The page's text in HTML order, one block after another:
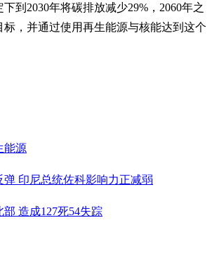
到2030年将碳排放减少29%，2060年之
，并通过使用再生能源与核能达到这个
能源
印尼总统佐科影响力正减弱
造成127死54失踪